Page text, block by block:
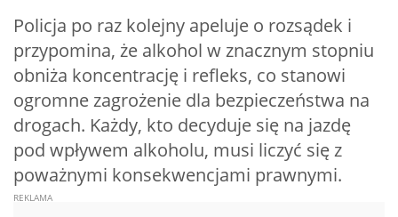
Policja po raz kolejny apeluje o rozsądek i
przypomina, że alkohol w znacznym stopniu
obniża koncentrację i refleks, co stanowi
ogromne zagrożenie dla bezpieczeństwa na
drogach. Każdy, kto decyduje się na jazdę
pod wpływem alkoholu, musi liczyć się z
poważnymi konsekwencjami prawnymi.